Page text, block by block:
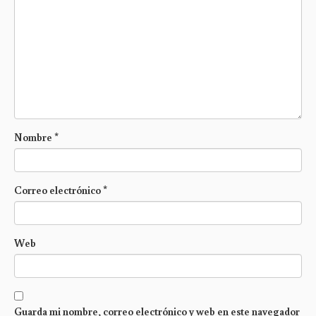
Nombre *
Correo electrónico*
Web
Guarda mi nombre, correo electrónico y web en este navegador